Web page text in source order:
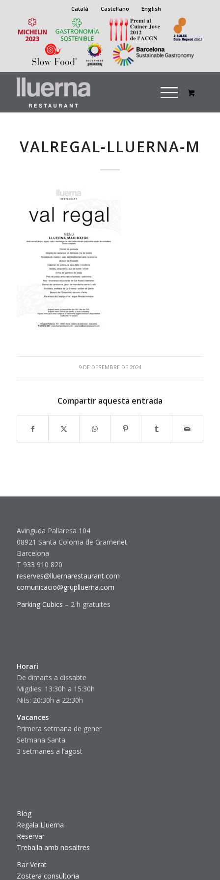
Català Castellano English
VALREGAL-LLUERNA-M
9 DE DESEMBRE DE 2024
Compartir aquesta entrada
Avinguda Pallaresa 104
08921 Santa Coloma de Gramenet
Barcelona
T 933 910 820
reserves@lluernarestaurant.com
comunicacio@gruplluerna.com
Parking Cubics – 2 h gratuites
Horari
De dimarts a dissabte
Migdies: 13:30h a 15:30h
Nits: 20:30h a 22:30h
Vacances
Primera setmana de gener
Setmana Santa
3 setmanes a l’agost
Blog
Regala Lluerna
Reservar
Treballa amb nosaltres
Bar Verat
Zostera consultoria